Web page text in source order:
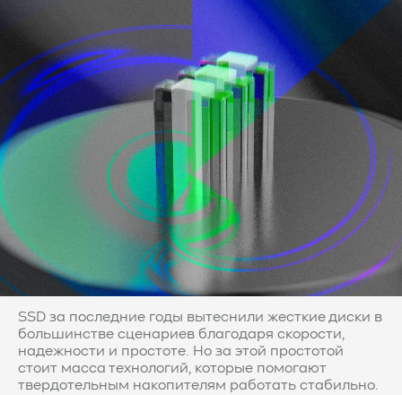
SSD за последние годы вытеснили жесткие диски в
большинстве сценариев благодаря скорости,
надежности и простоте. Но за этой простотой
стоит масса технологий, которые помогают
твердотельным накопителям работать стабильно.